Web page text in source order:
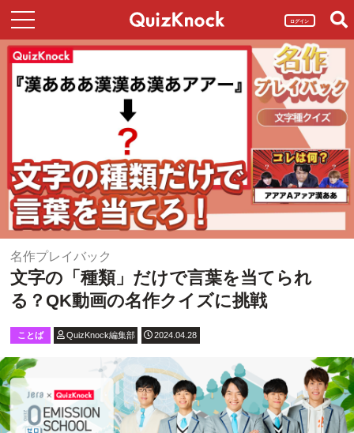
ログイン
名作プレイバック
文字の「種類」だけで言葉を当てられ
る？QK動画の名作クイズに挑戦
ことば QuizKnock編集部 2024.04.28